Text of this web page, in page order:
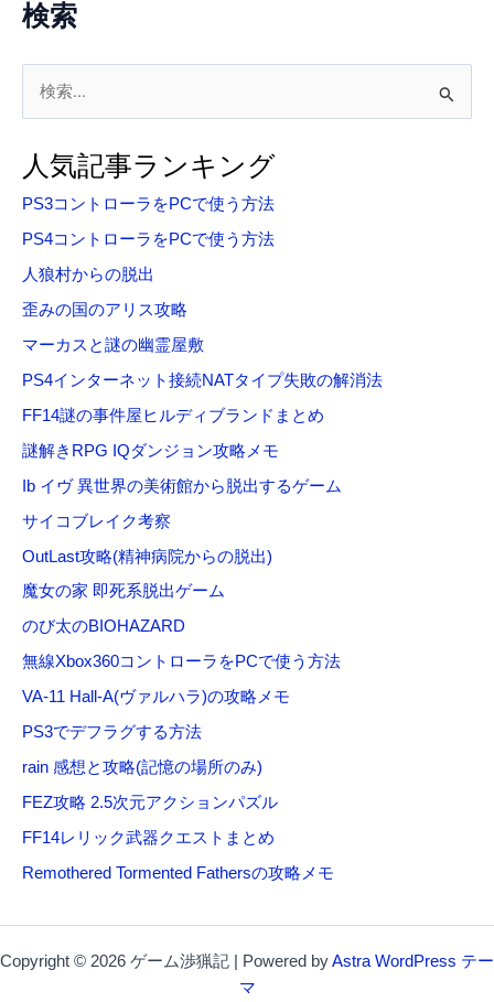
検索
象
:
人気記事ランキング
PS3コントローラをPCで使う方法
PS4コントローラをPCで使う方法
人狼村からの脱出
歪みの国のアリス攻略
マーカスと謎の幽霊屋敷
PS4インターネット接続NATタイプ失敗の解消法
FF14謎の事件屋ヒルディブランドまとめ
謎解きRPG IQダンジョン攻略メモ
Ib イヴ 異世界の美術館から脱出するゲーム
サイコブレイク考察
OutLast攻略(精神病院からの脱出)
魔女の家 即死系脱出ゲーム
のび太のBIOHAZARD
無線Xbox360コントローラをPCで使う方法
VA-11 Hall-A(ヴァルハラ)の攻略メモ
PS3でデフラグする方法
rain 感想と攻略(記憶の場所のみ)
FEZ攻略 2.5次元アクションパズル
FF14レリック武器クエストまとめ
Remothered Tormented Fathersの攻略メモ
Copyright © 2026 ゲーム渉猟記 | Powered byAstra WordPress テー
マ